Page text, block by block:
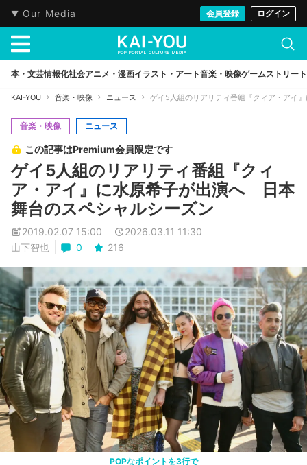
Our Media 会員登録 ログイン
本・文芸情報化社会アニメ・漫画イラスト・アート音楽・映像ゲームストリート
KAI-YOU 音楽・映像 ニュース ゲイ5人組のリアリティ番組『クィア・アイ
音楽・映像 ニュース
この記事はPremium会員限定です
ゲイ5人組のリアリティ番組『クィ
ア・アイ』に水原希子が出演へ 日本
舞台のスペシャルシーズン
2019.02.07 15:00
2026.03.11 11:30
山下智也
0 216
POPなポイントを3行で